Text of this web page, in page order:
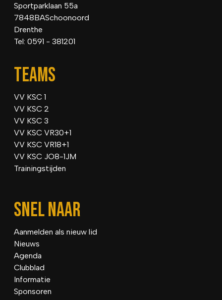
Sportparklaan 55a
7848BASchoonoord
Drenthe
Tel: 0591 - 381201
TEAMS
VV KSC 1
VV KSC 2
VV KSC 3
VV KSC VR30+1
VV KSC VR18+1
VV KSC JO8-1JM
Trainingstijden
SNEL NAAR
Aanmelden als nieuw lid
Nieuws
Agenda
Clubblad
Informatie
Sponsoren